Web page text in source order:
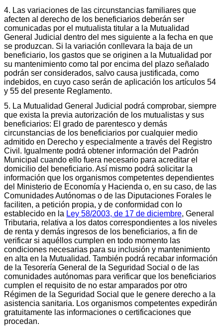
4. Las variaciones de las circunstancias familiares que
afecten al derecho de los beneficiarios deberán ser
comunicadas por el mutualista titular a la Mutualidad
General Judicial dentro del mes siguiente a la fecha en que
se produzcan. Si la variación conllevara la baja de un
beneficiario, los gastos que se originen a la Mutualidad por
su mantenimiento como tal por encima del plazo señalado
podrán ser considerados, salvo causa justificada, como
indebidos, en cuyo caso serán de aplicación los artículos 54
y 55 del presente Reglamento.
5. La Mutualidad General Judicial podrá comprobar, siempre
que exista la previa autorización de los mutualistas y sus
beneficiarios: El grado de parentesco y demás
circunstancias de los beneficiarios por cualquier medio
admitido en Derecho y especialmente a través del Registro
Civil. Igualmente podrá obtener información del Padrón
Municipal cuando ello fuera necesario para acreditar el
domicilio del beneficiario. Así mismo podrá solicitar la
información que los organismos competentes dependientes
del Ministerio de Economía y Hacienda o, en su caso, de las
Comunidades Autónomas o de las Diputaciones Forales le
faciliten, a petición propia, y de conformidad con lo
establecido en la Ley 58/2003, de 17 de diciembre, General
Tributaria, relativa a los datos correspondientes a los niveles
de renta y demás ingresos de los beneficiarios, a fin de
verificar si aquéllos cumplen en todo momento las
condiciones necesarias para su inclusión y mantenimiento
en alta en la Mutualidad. También podrá recabar información
de la Tesorería General de la Seguridad Social o de las
comunidades autónomas para verificar que los beneficiarios
cumplen el requisito de no estar amparados por otro
Régimen de la Seguridad Social que le genere derecho a la
asistencia sanitaria. Los organismos competentes expedirán
gratuitamente las informaciones o certificaciones que
procedan.